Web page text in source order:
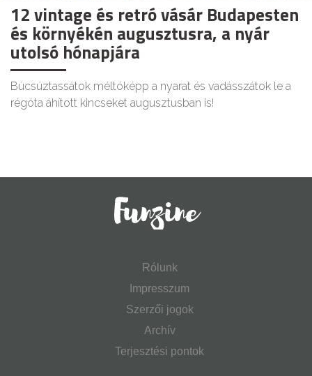
12 vintage és retró vásár Budapesten
és környékén augusztusra, a nyár
utolsó hónapjára
Búcsúztassátok méltóképp a nyarat és vadásszátok le a
régóta áhított kincseket augusztusban is!
Rólunk
Impresszum
Szerzői jogok
Archív
Terjesztési pontok